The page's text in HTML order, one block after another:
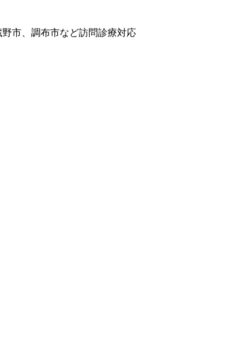
市、調布市など訪問診療対応